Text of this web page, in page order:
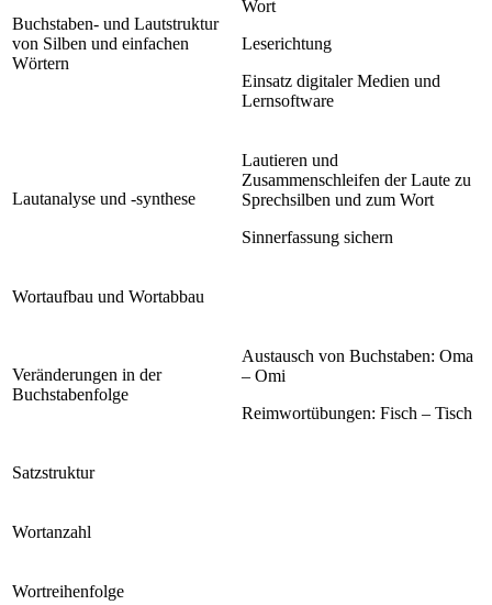
Buchstaben- und Lautstruktur
von Silben und einfachen
Wörtern
Wort
Leserichtung
Einsatz digitaler Medien und
Lernsoftware
Lautanalyse und -synthese
Lautieren und
Zusammenschleifen der Laute zu
Sprechsilben und zum Wort
Sinnerfassung sichern
Wortaufbau und Wortabbau
Veränderungen in der
Buchstabenfolge
Austausch von Buchstaben: Oma
– Omi
Reimwortübungen: Fisch – Tisch
Satzstruktur
Wortanzahl
Wortreihenfolge